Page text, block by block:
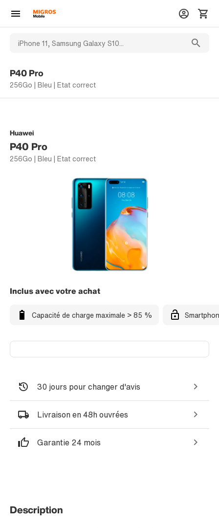
P40 Pro
256Go | Bleu | Etat correct
Huawei
P40 Pro
256Go | Bleu | Etat correct
Inclus avec votre achat
Capacité de charge maximale > 85 %
30 jours pour changer d'avis
Livraison en 48h ouvrées
Garantie 24 mois
Description